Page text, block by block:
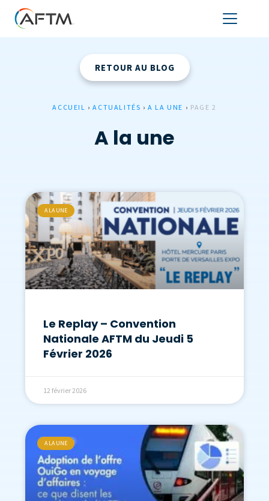
RETOUR AU BLOG
ACCUEIL ›ACTUALITÉS ›A LA UNE › PAGE 2
A la une
A LA UNE
Le Replay – Convention
Nationale AFTM du Jeudi 5
Février 2026
12 février 2026
A LA UNE